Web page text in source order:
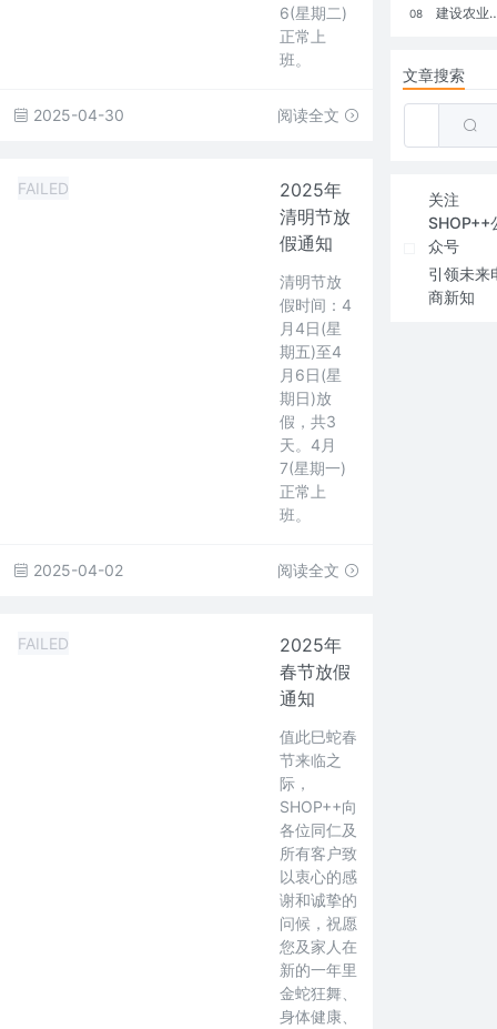
6(星期二)
正常上
班。
2025-04-30 阅读全文
FAILED
2025年
清明节放
假通知
清明节放
假时间：4
月4日(星
期五)至4
月6日(星
期日)放
假，共3
天。4月
7(星期一)
正常上
班。
2025-04-02 阅读全文
FAILED
2025年
春节放假
通知
值此巳蛇春
节来临之
际，
SHOP++向
各位同仁及
所有客户致
以衷心的感
谢和诚挚的
问候，祝愿
您及家人在
新的一年里
金蛇狂舞、
身体健康、
08 建设农业强国，网上商城来助力！
文章搜索
关注
SHOP++
众号
引领未来
商新知